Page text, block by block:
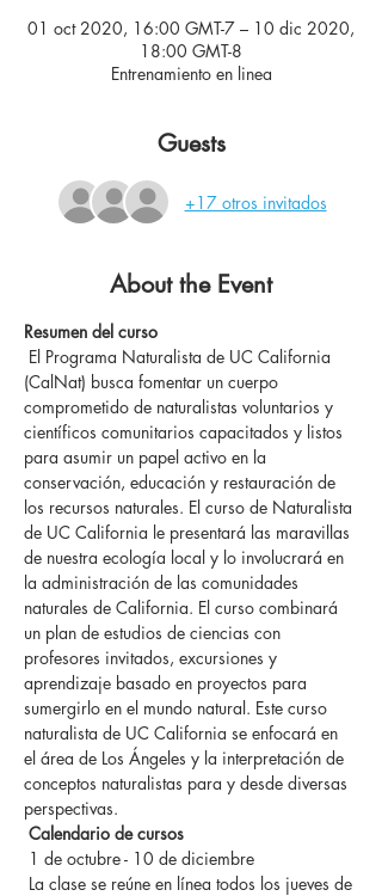
01 oct 2020, 16:00 GMT-7 – 10 dic 2020,
18:00 GMT-8
Entrenamiento en linea
Guests
+17 otros invitados
About the Event
Resumen del curso
(CalNat) busca fomentar un cuerpo
comprometido de naturalistas voluntarios y
científicos comunitarios capacitados y listos
para asumir un papel activo en la
conservación, educación y restauración de
los recursos naturales. El curso de Naturalista
de UC California le presentará las maravillas
de nuestra ecología local y lo involucrará en
la administración de las comunidades
naturales de California. El curso combinará
un plan de estudios de ciencias con
profesores invitados, excursiones y
aprendizaje basado en proyectos para
sumergirlo en el mundo natural. Este curso
naturalista de UC California se enfocará en
el área de Los Ángeles y la interpretación de
conceptos naturalistas para y desde diversas
perspectivas.
Calendario de cursos
1 de octubre - 10 de diciembre